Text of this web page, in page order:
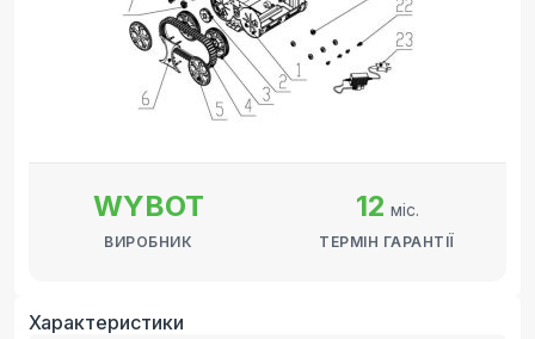
WYBOT
ВИРОБНИК
12 міс.
ТЕРМІН ГАРАНТІЇ
Характеристики